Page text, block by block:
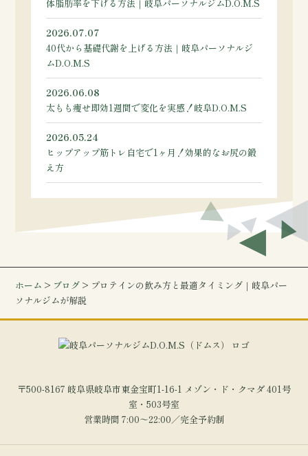
体脂肪率を下げる方法｜岐阜パーソナルジムD.O.M.S
2026.07.07
40代から基礎代謝を上げる方法｜岐阜パーソナルジ
ムD.O.M.S
2026.06.08
太もも痩せ即効1週間で変化を実感！岐阜D.O.M.S
2026.05.24
ヒップアップ筋トレ自宅で1ヶ月！効果的なお尻の鍛
え方
ホーム > ブログ > プロテインの飲み方と最適タイミング｜岐阜パー
ソナルジムが解説
〒500-8167 岐阜県岐阜市東金宝町1-16-1 メゾン・ド・クマダ 401号
室・503号室
営業時間 7:00～22:00／完全予約制